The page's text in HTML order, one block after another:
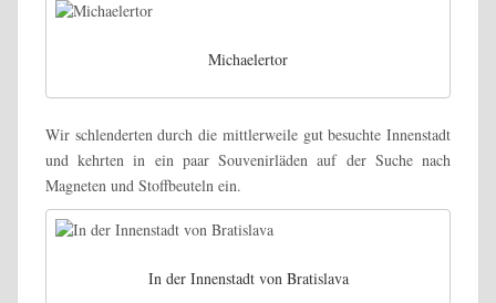
Michaelertor
Wir schlenderten durch die mittlerweile gut besuchte Innenstadt
und kehrten in ein paar Souvenirläden auf der Suche nach
Magneten und Stoffbeuteln ein.
In der Innenstadt von Bratislava